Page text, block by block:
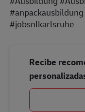
#jobsnlkarlsruhe
Recibe